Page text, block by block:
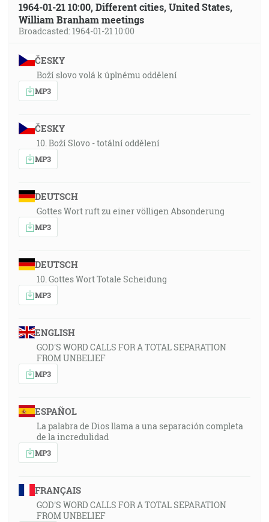
1964-01-21 10:00, Different cities, United States,
William Branham meetings
Broadcasted: 1964-01-21 10:00
ČESKY
Boží slovo volá k úplnému oddělení
MP3
ČESKY
10. Boží Slovo - totální oddělení
MP3
DEUTSCH
Gottes Wort ruft zu einer völligen Absonderung
MP3
DEUTSCH
10. Gottes Wort Totale Scheidung
MP3
ENGLISH
GOD'S WORD CALLS FOR A TOTAL SEPARATION
FROM UNBELIEF
MP3
ESPAÑOL
La palabra de Dios llama a una separación completa
de la incredulidad
MP3
FRANÇAIS
GOD'S WORD CALLS FOR A TOTAL SEPARATION
FROM UNBELIEF